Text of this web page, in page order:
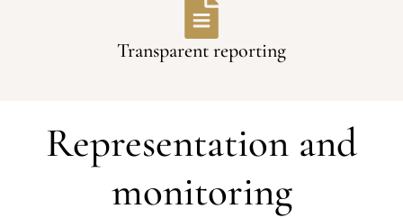
Transparent reporting
Representation and
monitoring